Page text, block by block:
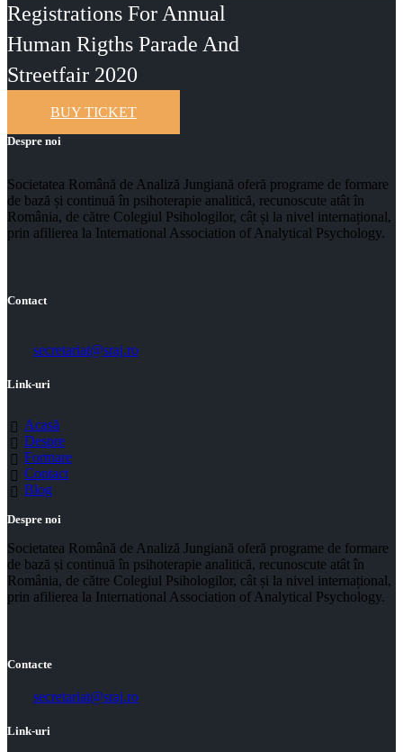
Registrations For Annual
Human Rigths Parade And
Streetfair 2020
BUY TICKET
Despre noi
Societatea Română de Analiză Jungiană oferă programe de formare
de bază și continuă în psihoterapie analitică, recunoscute atât în
România, de către Colegiul Psihologilor, cât și la nivel internațional,
prin afilierea la International Association of Analytical Psychology.
Contact
secretariat@sraj.ro
Link-uri
Acasă
Despre
Formare
Contact
Blog
Despre noi
Societatea Română de Analiză Jungiană oferă programe de formare
de bază și continuă în psihoterapie analitică, recunoscute atât în
România, de către Colegiul Psihologilor, cât și la nivel internațional,
prin afilierea la International Association of Analytical Psychology.
Contacte
secretariat@sraj.ro
Link-uri